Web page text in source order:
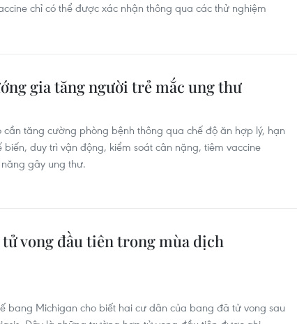
chỉ có thể được xác nhận thông qua các thử nghiệm
gia tăng người trẻ mắc ung thư
cần tăng cường phòng bệnh thông qua chế độ ăn hợp lý, hạn
biến, duy trì vận động, kiểm soát cân nặng, tiêm vaccine
gây ung thư.
vong đầu tiên trong mùa dịch
bang Michigan cho biết hai cư dân của bang đã tử vong sau